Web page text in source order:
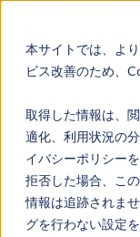
本サイトでは、よ
ビス改善のため、
取得した情報は、
適化、利用状況の
イバシーポリシー
拒否した場合、こ
情報は追跡されま
グを行わない設定
地域みらい
地域みらい
学校を探す
イベントを